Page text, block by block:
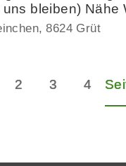
bleiben) Nähe
8624 Grüt
2 3 4